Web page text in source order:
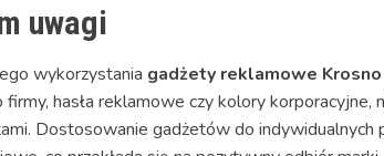
uwagi
wykorzystania gadżety reklamowe Krosno
hasła reklamowe czy kolory
Dostosowanie gadżetów do